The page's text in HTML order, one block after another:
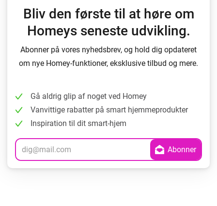
Bliv den første til at høre om
Homeys seneste udvikling.
Abonner på vores nyhedsbrev, og hold dig opdateret
om nye Homey-funktioner, eksklusive tilbud og mere.
Gå aldrig glip af noget ved Homey
Vanvittige rabatter på smart hjemmeprodukter
Inspiration til dit smart-hjem